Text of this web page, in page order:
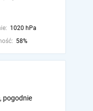
1020 hPa
58%
pogodnie